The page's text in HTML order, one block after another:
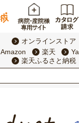
オンラインストア
Amazon
楽天
楽天ふるさと納税